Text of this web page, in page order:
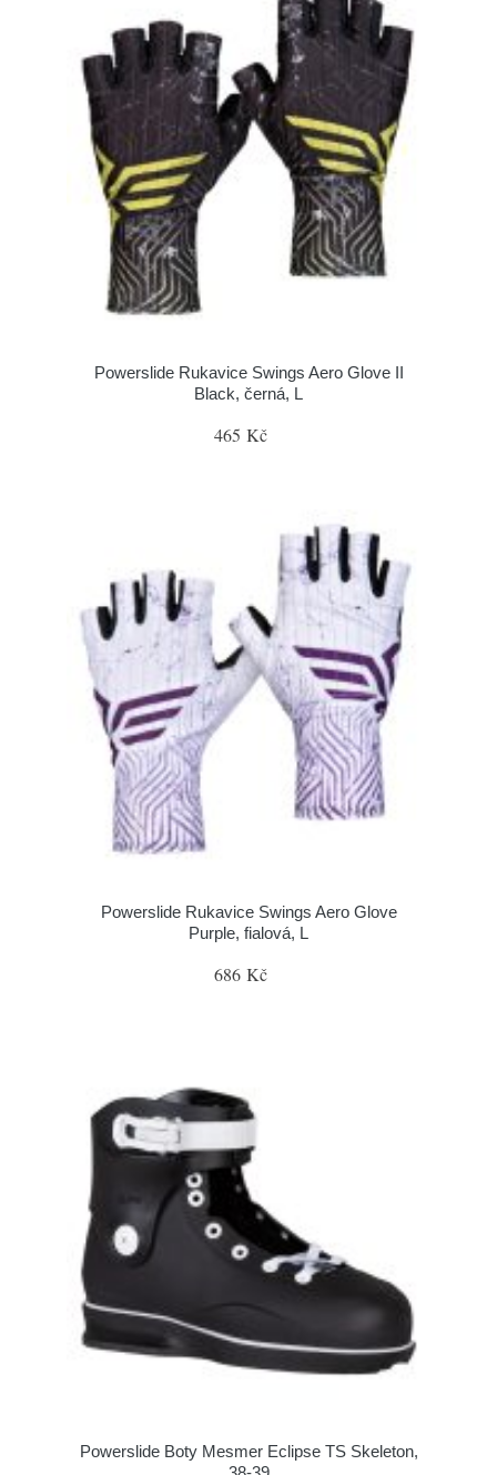
Powerslide Rukavice Swings Aero Glove II
Black, černá, L
465 Kč
Powerslide Rukavice Swings Aero Glove
Purple, fialová, L
686 Kč
Powerslide Boty Mesmer Eclipse TS Skeleton,